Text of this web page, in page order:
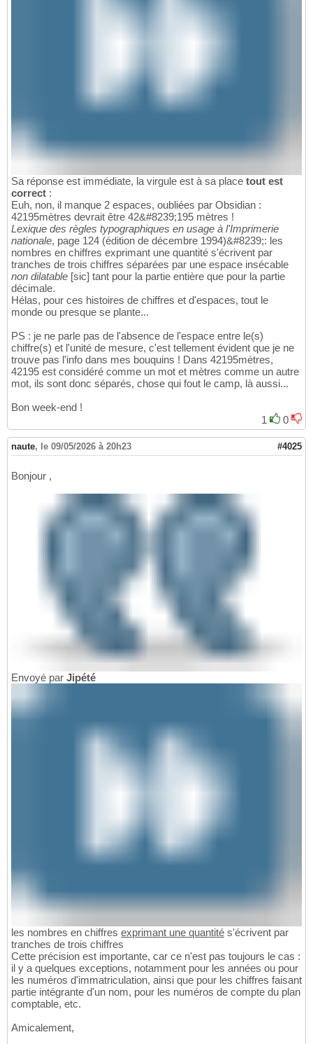
Sa réponse est immédiate, la virgule est à sa place tout est
correct :
Euh, non, il manque 2 espaces, oubliées par Obsidian :
42195mètres devrait être 42&#8239;195 mètres !
Lexique des règles typographiques en usage à l'Imprimerie
nationale, page 124 (édition de décembre 1994)&#8239;: les
nombres en chiffres exprimant une quantité s'écrivent par
tranches de trois chiffres séparées par une espace insécable
non dilatable [sic] tant pour la partie entière que pour la partie
décimale.
Hélas, pour ces histoires de chiffres et d'espaces, tout le
monde ou presque se plante...
PS : je ne parle pas de l'absence de l'espace entre le(s)
chiffre(s) et l'unité de mesure, c'est tellement évident que je ne
trouve pas l'info dans mes bouquins ! Dans 42195mètres,
42195 est considéré comme un mot et mètres comme un autre
mot, ils sont donc séparés, chose qui fout le camp, là aussi...
Bon week-end !
1
0
naute, le 09/05/2026 à 20h23 #4025
Bonjour ,
Envoyé par Jipété
les nombres en chiffres exprimant une quantité s'écrivent par
tranches de trois chiffres
Cette précision est importante, car ce n'est pas toujours le cas :
il y a quelques exceptions, notamment pour les années ou pour
les numéros d'immatriculation, ainsi que pour les chiffres faisant
partie intégrante d'un nom, pour les numéros de compte du plan
comptable, etc.
Amicalement,